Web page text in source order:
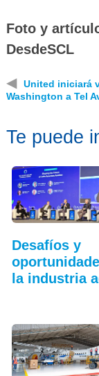
Foto y
DesdeSCL
◀
United iniciará
Washington a Tel
Te puede
Desafíos y
la industria